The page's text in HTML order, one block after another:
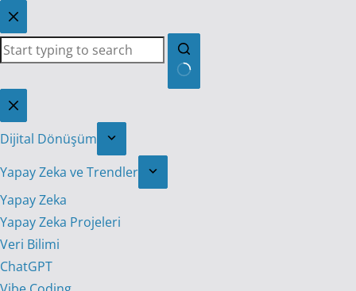
Skip
to
content
No
results
Dijital Dönüşüm
Yapay Zeka ve Trendler
Yapay Zeka
Yapay Zeka Projeleri
Veri Bilimi
ChatGPT